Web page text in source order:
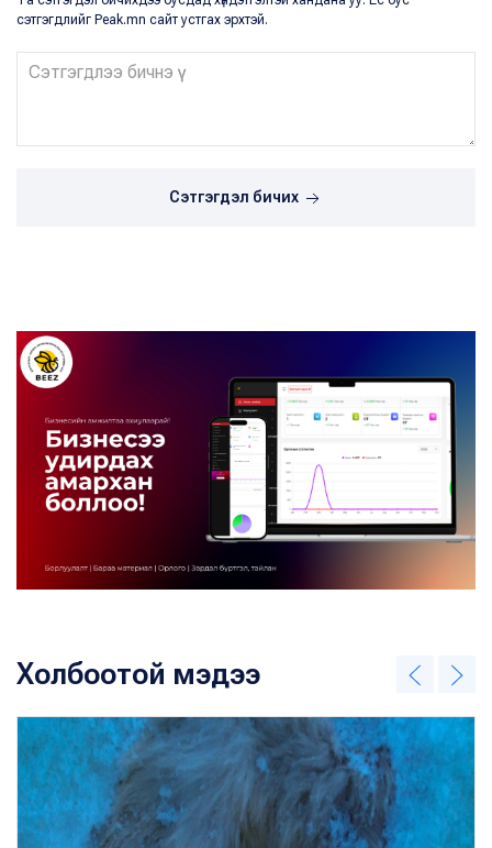
сэтгэгдлийг Peak.mn сайт устгах эрхтэй.
Сэтгэгдэл бичих
Холбоотой мэдээ